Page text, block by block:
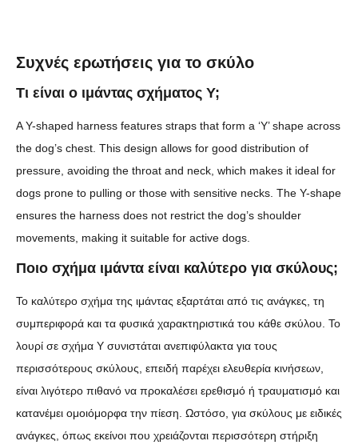
Συχνές ερωτήσεις για το σκύλο
Τι είναι ο ιμάντας σχήματος Υ;
A Y-shaped harness features straps that form a ‘Y’ shape across
the dog’s chest. This design allows for good distribution of
pressure, avoiding the throat and neck, which makes it ideal for
dogs prone to pulling or those with sensitive necks. The Y-shape
ensures the harness does not restrict the dog’s shoulder
movements, making it suitable for active dogs.
Ποιο σχήμα ιμάντα είναι καλύτερο για σκύλους;
Το καλύτερο σχήμα της ιμάντας εξαρτάται από τις ανάγκες, τη
συμπεριφορά και τα φυσικά χαρακτηριστικά του κάθε σκύλου. Το
λουρί σε σχήμα Υ συνιστάται ανεπιφύλακτα για τους
περισσότερους σκύλους, επειδή παρέχει ελευθερία κινήσεων,
είναι λιγότερο πιθανό να προκαλέσει ερεθισμό ή τραυματισμό και
κατανέμει ομοιόμορφα την πίεση. Ωστόσο, για σκύλους με ειδικές
ανάγκες, όπως εκείνοι που χρειάζονται περισσότερη στήριξη